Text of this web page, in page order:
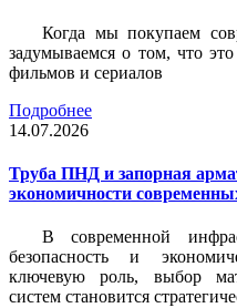
Когда мы покупаем
задумываемся о том, что
фильмов и сериалов
Подробнее
14.07.2026
Труба ПНД и запорная
экономичности
В современной
безопасность и
ключевую роль, выбор
систем становится